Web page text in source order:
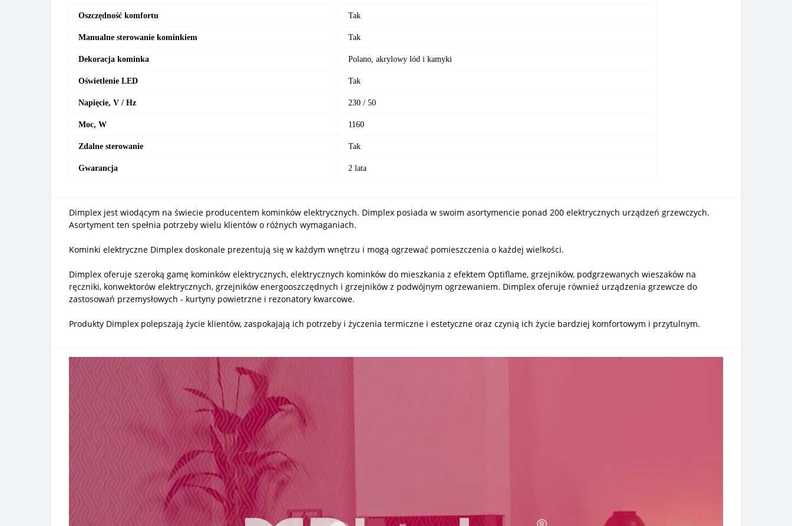
Oszczędność komfortu Tak
Manualne sterowanie kominkiem Tak
Dekoracja kominka Polano, akrylowy lód i kamyki
Oświetlenie LED Tak
Napięcie, V / Hz 230 / 50
Moc, W 1160
Zdalne sterowanie Tak
Gwarancja 2 lata
Dimplex jest wiodącym na świecie producentem kominków elektrycznych. Dimplex posiada w swoim asortymencie ponad 200 elektrycznych urządzeń grzewczych.
Asortyment ten spełnia potrzeby wielu klientów o różnych wymaganiach.
Kominki elektryczne Dimplex doskonale prezentują się w każdym wnętrzu i mogą ogrzewać pomieszczenia o każdej wielkości.
Dimplex oferuje szeroką gamę kominków elektrycznych, elektrycznych kominków do mieszkania z efektem Optiflame, grzejników, podgrzewanych wieszaków na
ręczniki, konwektorów elektrycznych, grzejników energooszczędnych i grzejników z podwójnym ogrzewaniem. Dimplex oferuje również urządzenia grzewcze do
zastosowań przemysłowych - kurtyny powietrzne i rezonatory kwarcowe.
Produkty Dimplex polepszają życie klientów, zaspokajają ich potrzeby i życzenia termiczne i estetyczne oraz czynią ich życie bardziej komfortowym i przytulnym.